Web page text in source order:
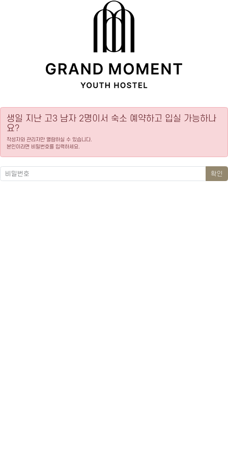
생일 지난 고3 남자 2명이서 숙소 예약하고 입실 가능하나
요?
작성자와 관리자만 열람하실 수 있습니다.
본인이라면 비밀번호를 입력하세요.
확인